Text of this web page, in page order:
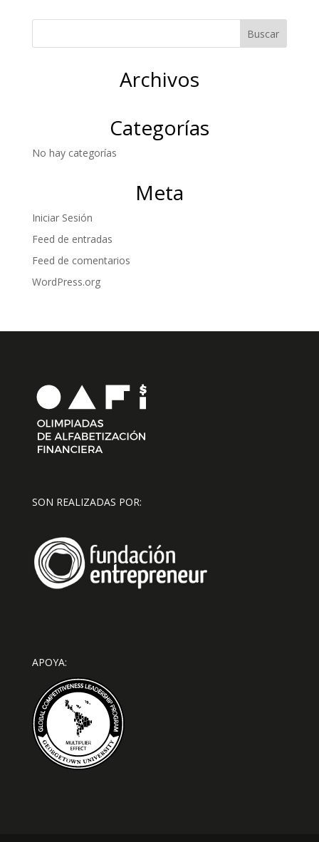
Archivos
Categorías
No hay categorías
Meta
Iniciar Sesión
Feed de entradas
Feed de comentarios
WordPress.org
SON REALIZADAS POR:
APOYA: